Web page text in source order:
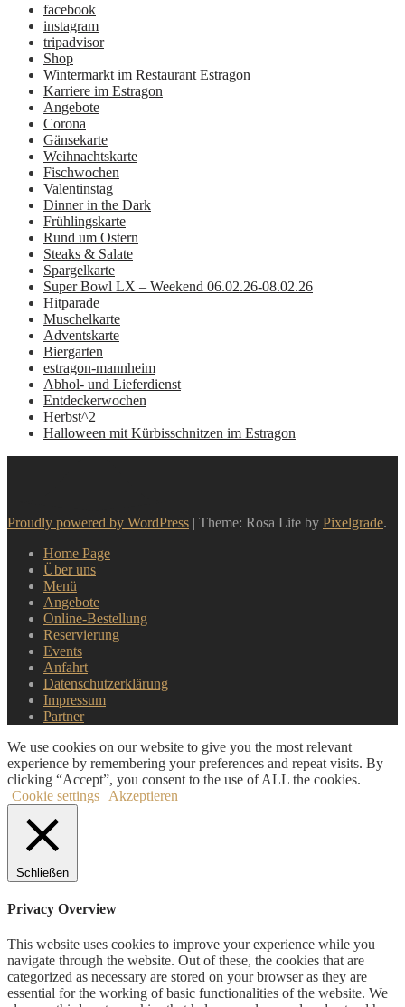
facebook
instagram
tripadvisor
Shop
Wintermarkt im Restaurant Estragon
Karriere im Estragon
Angebote
Corona
Gänsekarte
Weihnachtskarte
Fischwochen
Valentinstag
Dinner in the Dark
Frühlingskarte
Rund um Ostern
Steaks & Salate
Spargelkarte
Super Bowl LX – Weekend 06.02.26-08.02.26
Hitparade
Muschelkarte
Adventskarte
Biergarten
estragon-mannheim
Abhol- und Lieferdienst
Entdeckerwochen
Herbst^2
Halloween mit Kürbisschnitzen im Estragon
Proudly powered by WordPress | Theme: Rosa Lite by Pixelgrade.
Home Page
Über uns
Menü
Angebote
Online-Bestellung
Reservierung
Events
Anfahrt
Datenschutzerklärung
Impressum
Partner
We use cookies on our website to give you the most relevant
experience by remembering your preferences and repeat visits. By
clicking “Accept”, you consent to the use of ALL the cookies.
Cookie settings
Akzeptieren
Schließen
Privacy Overview
This website uses cookies to improve your experience while you
navigate through the website. Out of these, the cookies that are
categorized as necessary are stored on your browser as they are
essential for the working of basic functionalities of the website. We